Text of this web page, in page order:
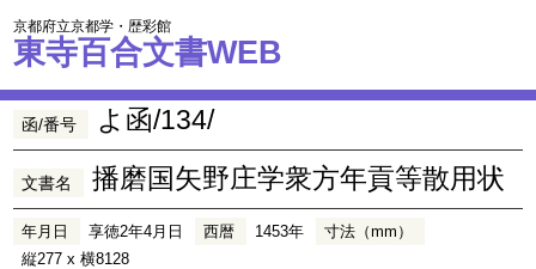
京都府立京都学・歴彩館
東寺百合文書WEB
函/番号 よ函/134/
文書名 播磨国矢野庄学衆方年貢等散用状
年月日 享徳2年4月日 西暦 1453年
寸法（mm）
縦277 x 横8128